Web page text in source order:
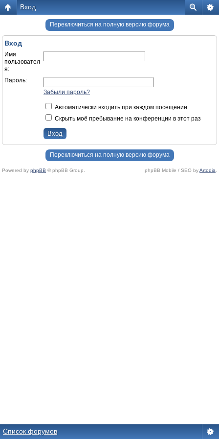
Вход
Переключиться на полную версию форума
Вход
Имя
пользовател
я:
Пароль:
Забыли пароль?
Автоматически входить при каждом посещении
Скрыть моё пребывание на конференции в этот раз
Переключиться на полную версию форума
Powered by phpBB © phpBB Group. phpBB Mobile / SEO byArtodia
Список форумов